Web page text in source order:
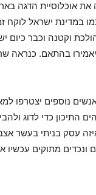
אוכלוסיית הדגה
במדינת ישראל לוקח
וקטנה וכבר כיום
יאמירו בהתאם.
נוספים יצטרפו
התיכון כדי לדוג
עסק בניתי בעשר
ונכדים מתוקים עכשיו